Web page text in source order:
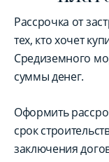
Рассрочка от
тех, кто хочет
Средиземного
суммы денег.
Оформить
срок
заключения